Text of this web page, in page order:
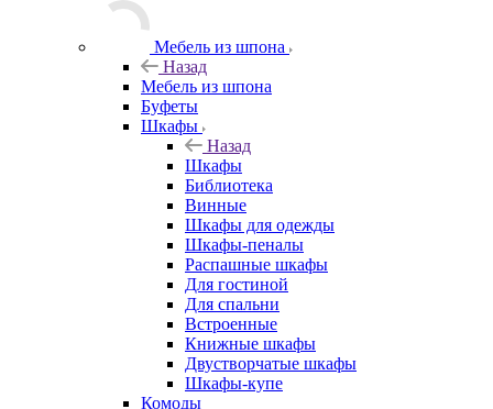
Мебель из шпона
Назад
Мебель из шпона
Буфеты
Шкафы
Назад
Шкафы
Библиотека
Винные
Шкафы для одежды
Шкафы-пеналы
Распашные шкафы
Для гостиной
Для спальни
Встроенные
Книжные шкафы
Двустворчатые шкафы
Шкафы-купе
Комоды